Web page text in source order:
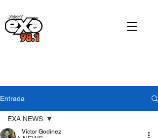
Entrada
EXA NEWS
Victor Godinez